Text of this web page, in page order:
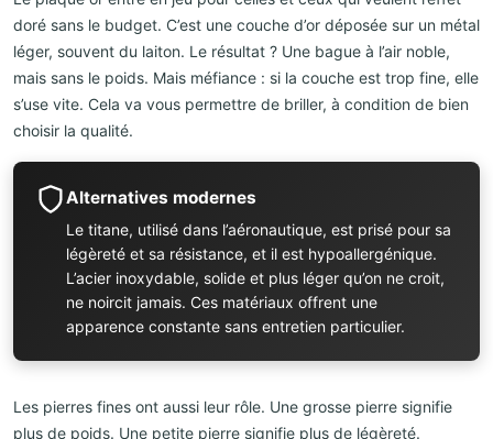
doré sans le budget. C’est une couche d’or déposée sur un métal
léger, souvent du laiton. Le résultat ? Une bague à l’air noble,
mais sans le poids. Mais méfiance : si la couche est trop fine, elle
s’use vite. Cela va vous permettre de briller, à condition de bien
choisir la qualité.
Alternatives modernes
Le titane, utilisé dans l’aéronautique, est prisé pour sa
légèreté et sa résistance, et il est hypoallergénique.
L’acier inoxydable, solide et plus léger qu’on ne croit,
ne noircit jamais. Ces matériaux offrent une
apparence constante sans entretien particulier.
Les pierres fines ont aussi leur rôle. Une grosse pierre signifie
plus de poids. Une petite pierre signifie plus de légèreté.